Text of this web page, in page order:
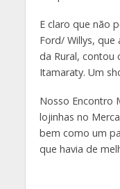
E claro que não
Ford/ Willys, que
da Rural, contou
Itamaraty. Um
Nosso Encontro
lojinhas no
bem como um
que havia de